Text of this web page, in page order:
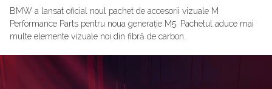
BMW a lansat oficial noul pachet de accesorii vizuale M
Performance Parts pentru noua generație M5. Pachetul aduce mai
multe elemente vizuale noi din fibră de carbon.